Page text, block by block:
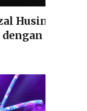
Husin